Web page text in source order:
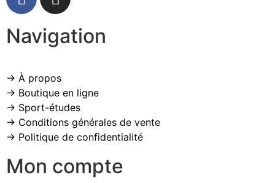
Navigation
→ À propos
→ Boutique en ligne
→ Sport-études
→ Conditions générales de vente
→ Politique de confidentialité
Mon compte